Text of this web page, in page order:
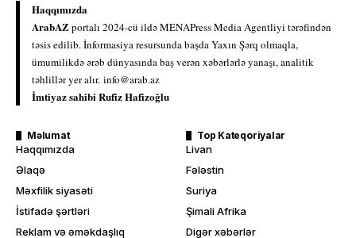
Haqqımızda
ArabAZportalı 2024-cü ildə MENAPress Media Agentliyi tərəfindən
təsis edilib. İnformasiya resursunda başda Yaxın Şərq olmaqla,
ümumilikdə ərəb dünyasında baş verən xəbərlərlə yanaşı, analitik
təhlillər yer alır. info@arab.az
İmtiyaz sahibi Rufiz Hafizoğlu
Məlumat
Haqqımızda
Əlaqə
Məxfilik siyasəti
İstifadə şərtləri
Reklam və əməkdaşlıq
Top Kateqoriyalar
Livan
Fələstin
Suriya
Şimali Afrika
Digər xəbərlər